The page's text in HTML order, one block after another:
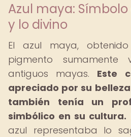
Azul maya:
y lo divino
El azul maya,
pigmento
antiguos mayas. Este
apreciado por su
también tenía un
simbólico en su cultura.
azul representaba lo